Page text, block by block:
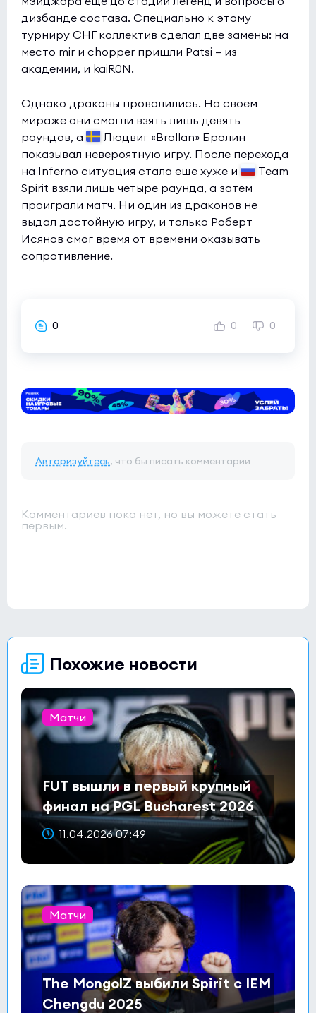
дизбанде состава. Специально к этому
турниру СНГ коллектив сделал две замены: на
место mir и chopper пришли Patsi — из
академии, и kaiR0N.
Однако драконы провалились. На своем
мираже они смогли взять лишь девять
раундов, а
Людвиг «Brollan» Бролин
показывал невероятную игру. После перехода
на Inferno ситуация стала еще хуже и
Team
Spirit взяли лишь четыре раунда, а затем
проиграли матч. Ни один из драконов не
выдал достойную игру, и только Роберт
Исянов смог время от времени оказывать
сопротивление.
0 0 0
Авторизуйтесь, что бы писать комментарии
Комментариев пока нет, но вы можете стать
первым.
Похожие новости
Матчи
FUT вышли в первый крупный
финал на PGL Bucharest 2026
11.04.2026 07:49
Матчи
The MongolZ выбили Spirit с IEM
Chengdu 2025